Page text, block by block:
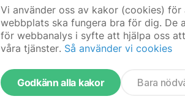
16 mar 2022
Vi använder oss av kakor (cookies)
webbplats ska fungera bra för dig. De
för webbanalys i syfte att hjälpa oss
våra tjänster. Så använder vi cookies
Godkänn alla kakor Bara